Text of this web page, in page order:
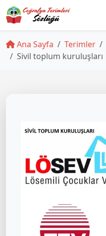
Ana Sayfa Terimler
Sivil toplum kuruluşları